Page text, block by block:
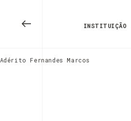
INSTITUIÇÃO
Adérito Fernandes Marcos